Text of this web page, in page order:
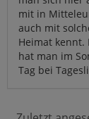
mit in
auch mit
Heimat kennt.
hat man im
Tag bei